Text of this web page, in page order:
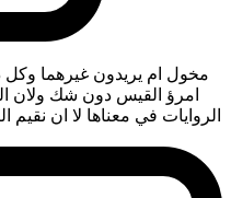
مخول ام يريدون غيرهما
امرؤ القيس دون شك ولان
الروايات في معناها لا ان